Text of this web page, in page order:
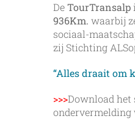
DeTourTransalp
936Km. waarbij
sociaal-
zij Stichting
“Alles draait om
>>>Download het
ondervermelding